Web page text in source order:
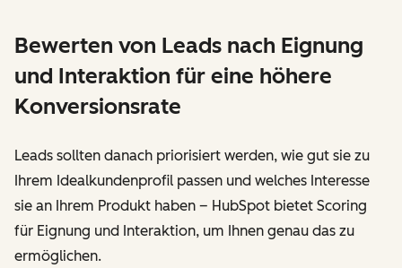
Bewerten von Leads nach Eignung
und Interaktion für eine höhere
Konversionsrate
Leads sollten danach priorisiert werden, wie gut sie zu
Ihrem Idealkundenprofil passen und welches Interesse
sie an Ihrem Produkt haben – HubSpot bietet Scoring
für Eignung und Interaktion, um Ihnen genau das zu
ermöglichen.